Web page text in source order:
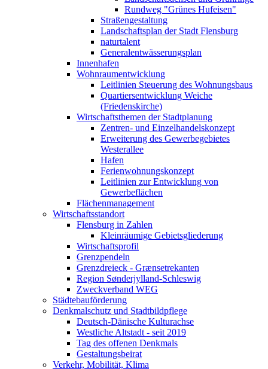
Rundweg "Grünes Hufeisen"
Straßengestaltung
Landschaftsplan der Stadt Flensburg
naturtalent
Generalentwässerungsplan
Innenhafen
Wohnraumentwicklung
Leitlinien Steuerung des Wohnungsbaus
Quartiersentwicklung Weiche
(Friedenskirche)
Wirtschaftsthemen der Stadtplanung
Zentren- und Einzelhandelskonzept
Erweiterung des Gewerbegebietes
Westerallee
Hafen
Ferienwohnungskonzept
Leitlinien zur Entwicklung von
Gewerbeflächen
Flächenmanagement
Wirtschaftsstandort
Flensburg in Zahlen
Kleinräumige Gebietsgliederung
Wirtschaftsprofil
Grenzpendeln
Grenzdreieck - Grænsetrekanten
Region Sønderjylland-Schleswig
Zweckverband WEG
Städtebauförderung
Denkmalschutz und Stadtbildpflege
Deutsch-Dänische Kulturachse
Westliche Altstadt - seit 2019
Tag des offenen Denkmals
Gestaltungsbeirat
Verkehr, Mobilität, Klima